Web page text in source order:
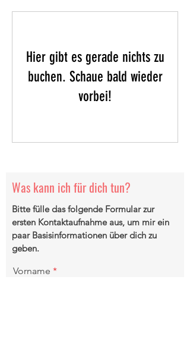
Hier gibt es gerade nichts zu
buchen. Schaue bald wieder
vorbei!
Was kann ich für dich tun?
Bitte fülle das folgende Formular zur
ersten Kontaktaufnahme aus, um mir ein
paar Basisinformationen über dich zu
geben.
Vorname